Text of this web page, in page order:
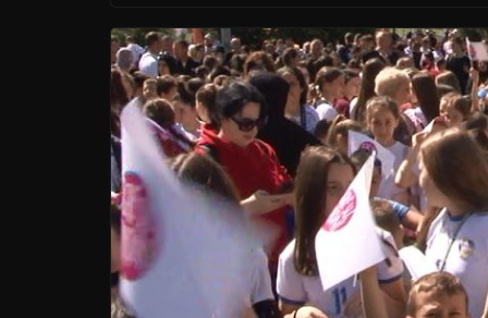
A
p
p
b
o
o
k